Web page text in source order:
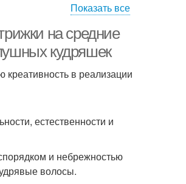
Стрижка для тонких
волос
Показать все
на средние
кудряшек
в реализации
естественности и
и небрежностью
волосы.